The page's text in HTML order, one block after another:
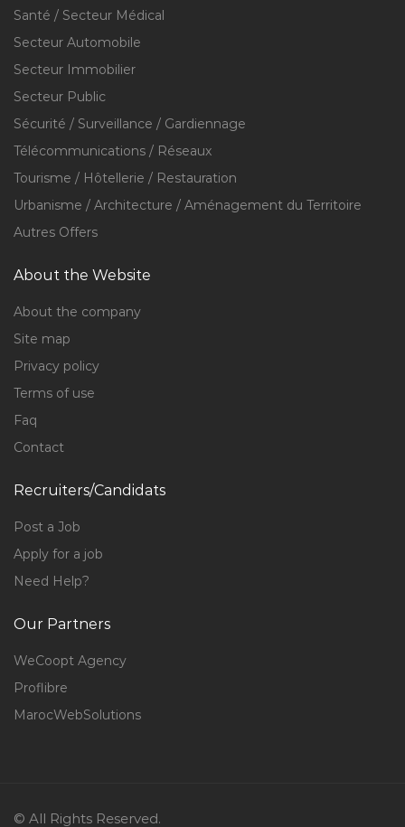
Santé / Secteur Médical
Secteur Automobile
Secteur Immobilier
Secteur Public
Sécurité / Surveillance / Gardiennage
Télécommunications / Réseaux
Tourisme / Hôtellerie / Restauration
Urbanisme / Architecture / Aménagement du Territoire
Autres Offers
About the Website
About the company
Site map
Privacy policy
Terms of use
Faq
Contact
Recruiters/Candidats
Post a Job
Apply for a job
Need Help?
Our Partners
WeCoopt Agency
Proflibre
MarocWebSolutions
© All Rights Reserved.